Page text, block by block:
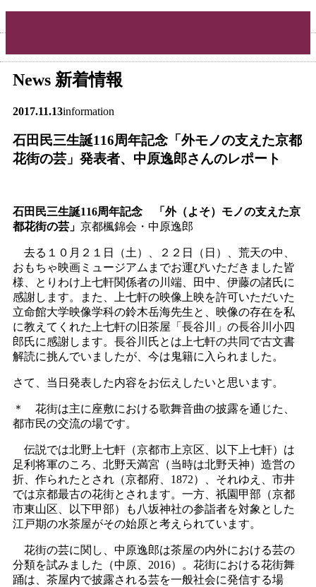
News 新着情報
2017.11.13information
石田民三生誕116周年記念「外モノの支えた京都
花街の芸」発表者、中原逸郎さんのレポート
石田民三生誕116周年記念 「外（よそ）モノの支えた京
都花街の芸」 京都楓錦会・中原逸郎
去る１０月２１日（土）、２２日（日）、荒天の中、
おもちゃ映画ミュージアムまでお運びいただきました皆
様、とりわけ上七軒関係者の川端、田中、伊藤の諸氏に
感謝します。また、上七軒の映像上映を許可いただいた
立命館大学映像学科の鈴木岳海先生と、映像の存在を私
に教えてくれた上七軒の旧茶屋「長谷川」の長谷川小四
郎氏に感謝します。長谷川氏とは上七軒の共同で古文書
解読に挑んでいましたが、今は鬼籍に入られました。
さて、当日発表した内容をお伝えしたいと思います。
＊ 花街は主に座敷における歌舞音曲の披露を通じた、
都市民の交流の場です。
伝説では北野上七軒（京都市上京区、以下上七軒）は
足利将軍のころ、北野天満宮（当時は北野天神）造営の
折、作られたとされ（京都府、1872）、それゆえ、市井
では京都最古の花街とされます。一方、祇園甲部（京都
市東山区、以下甲部）も八坂神社の参詣者を対象とした
江戸期の水茶屋がその始原と考えられています。
花街の芸に関し、中原逸郎は茶屋の内外における芸の
分類を試みました（中原、2016）。花街における花街舞
踊は、茶屋内で披露される芸を一般社会に発信する場